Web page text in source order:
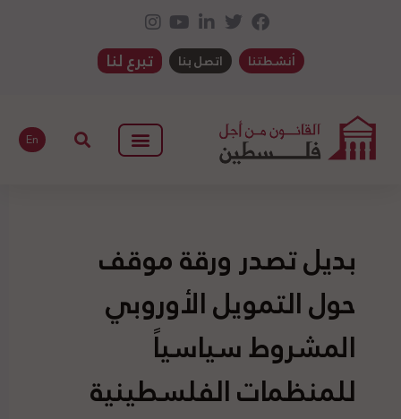
أنشطتنا اتصل بنا تبرع لنا
En
بديل تصدر ورقة موقف
حول التمويل الأوروبي
المشروط سياسياً
للمنظمات الفلسطينية